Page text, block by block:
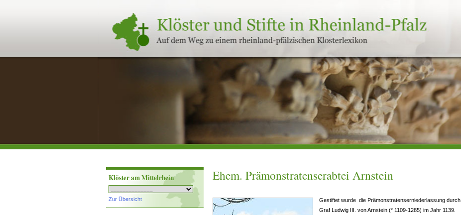
Klöster
und
Stifte
in
Rheinland-
Klöster am Mittelrhein
Zur Übersicht
Ehem. Prämonstratenserabtei Arnstein
Gestiftet wurde die Prämonstratenserniederlassung durch
Graf Ludwig III. von Arnstein (* 1109-1285) im Jahr 1139.